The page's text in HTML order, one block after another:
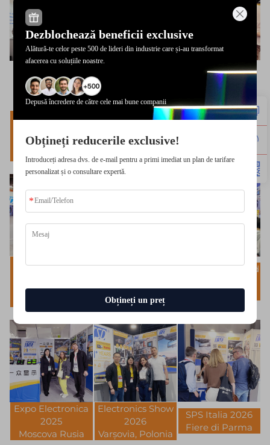
Embedded World
Nürnberg,
Germania
Embedded World
2024
Embedded World
California
Embedded World
Nürnberg,
Embedded World
Nürnberg,
Germania
Embedded World
Shanghai China
Expo Electronica
2025
Moscova Rusia
Electronics Show
2026
Varșovia, Polonia
SPS Italia 2026
Fiere di Parma
Dezblochează beneficii exclusive
Alătură-te celor peste 500 de lideri din industrie care și-au transformat
afacerea cu soluțiile noastre.
Depusă încredere de către cele mai bune companii
Obțineți reducerile exclusive!
Introduceți adresa dvs. de e-mail pentru a primi imediat un plan de tarifare
personalizat și o consultare expertă.
Obțineți un preț